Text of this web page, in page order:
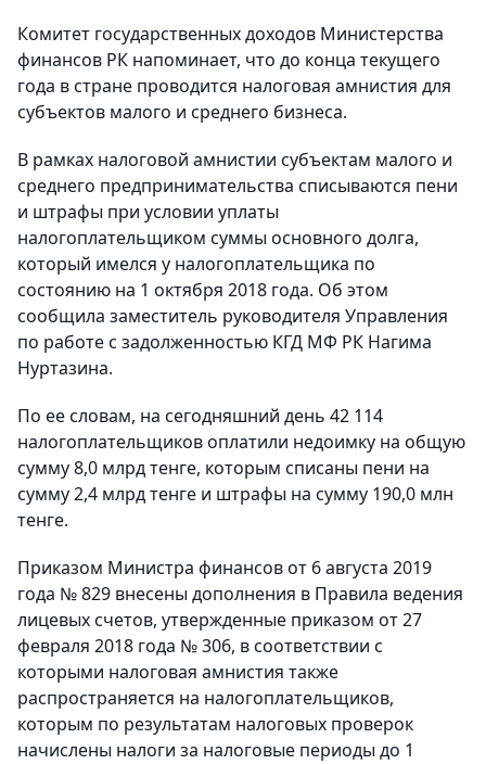
Комитет государственных доходов Министерства
финансов РК напоминает, что до конца текущего
года в стране проводится налоговая амнистия для
субъектов малого и среднего бизнеса.
В рамках налоговой амнистии субъектам малого и
среднего предпринимательства списываются пени
и штрафы при условии уплаты
налогоплательщиком суммы основного долга,
который имелся у налогоплательщика по
состоянию на 1 октября 2018 года. Об этом
сообщила заместитель руководителя Управления
по работе с задолженностью КГД МФ РК Нагима
Нуртазина.
По ее словам, на сегодняшний день 42 114
налогоплательщиков оплатили недоимку на общую
сумму 8,0 млрд тенге, которым списаны пени на
сумму 2,4 млрд тенге и штрафы на сумму 190,0 млн
тенге.
Приказом Министра финансов от 6 августа 2019
года № 829 внесены дополнения в Правила ведения
лицевых счетов, утвержденные приказом от 27
февраля 2018 года № 306, в соответствии с
которыми налоговая амнистия также
распространяется на налогоплательщиков,
которым по результатам налоговых проверок
начислены налоги за налоговые периоды до 1